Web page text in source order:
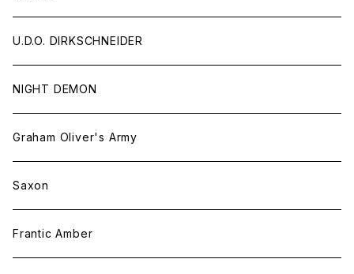
ライブ+DJナイト
U.D.O. DIRKSCHNEIDER
NIGHT DEMON
Graham Oliver's Army
Saxon
Frantic Amber